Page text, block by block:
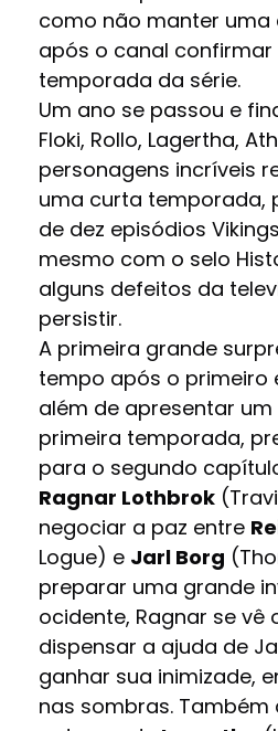
como não manter uma
após o canal confirmar
temporada da série.
Um ano se passou e
Floki, Rollo, Lagertha,
personagens incríveis
uma curta temporada,
de dez episódios
mesmo com o selo
alguns defeitos da
persistir.
A primeira grande
tempo após o primeiro
além de apresentar
primeira temporada,
para o segundo
Ragnar Lothbrok
negociar a paz entre
Logue) e Jarl Borg
preparar uma grande
ocidente, Ragnar se vê
dispensar a ajuda de
ganhar sua inimizade,
nas sombras.